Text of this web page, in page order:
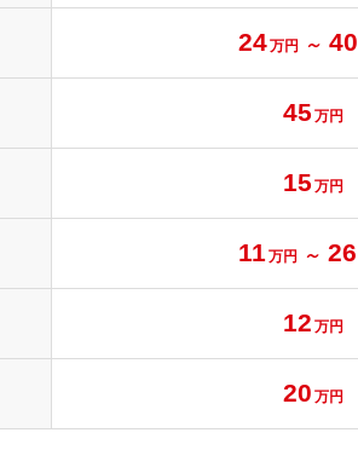
24万円～ 40
45 万円
15 万円
11万円 ～ 26
12 万円
20 万円